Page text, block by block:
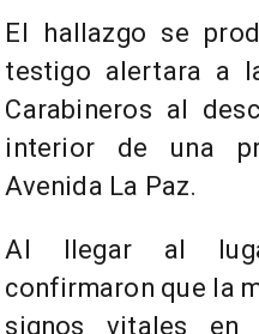
El hallazgo se
testigo alertara a
Carabineros al
interior de una
Avenida La Paz.
Al llegar al
confirmaron que la
signos vitales